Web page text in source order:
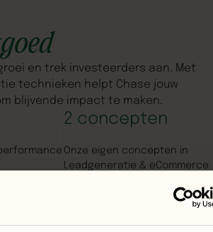
en trek investeerders aan. Met
technieken helpt Chase jouw
blijvende impact te maken.
2 concepten
Onze eigen concepten in
Leadgeneratie & eCommerce